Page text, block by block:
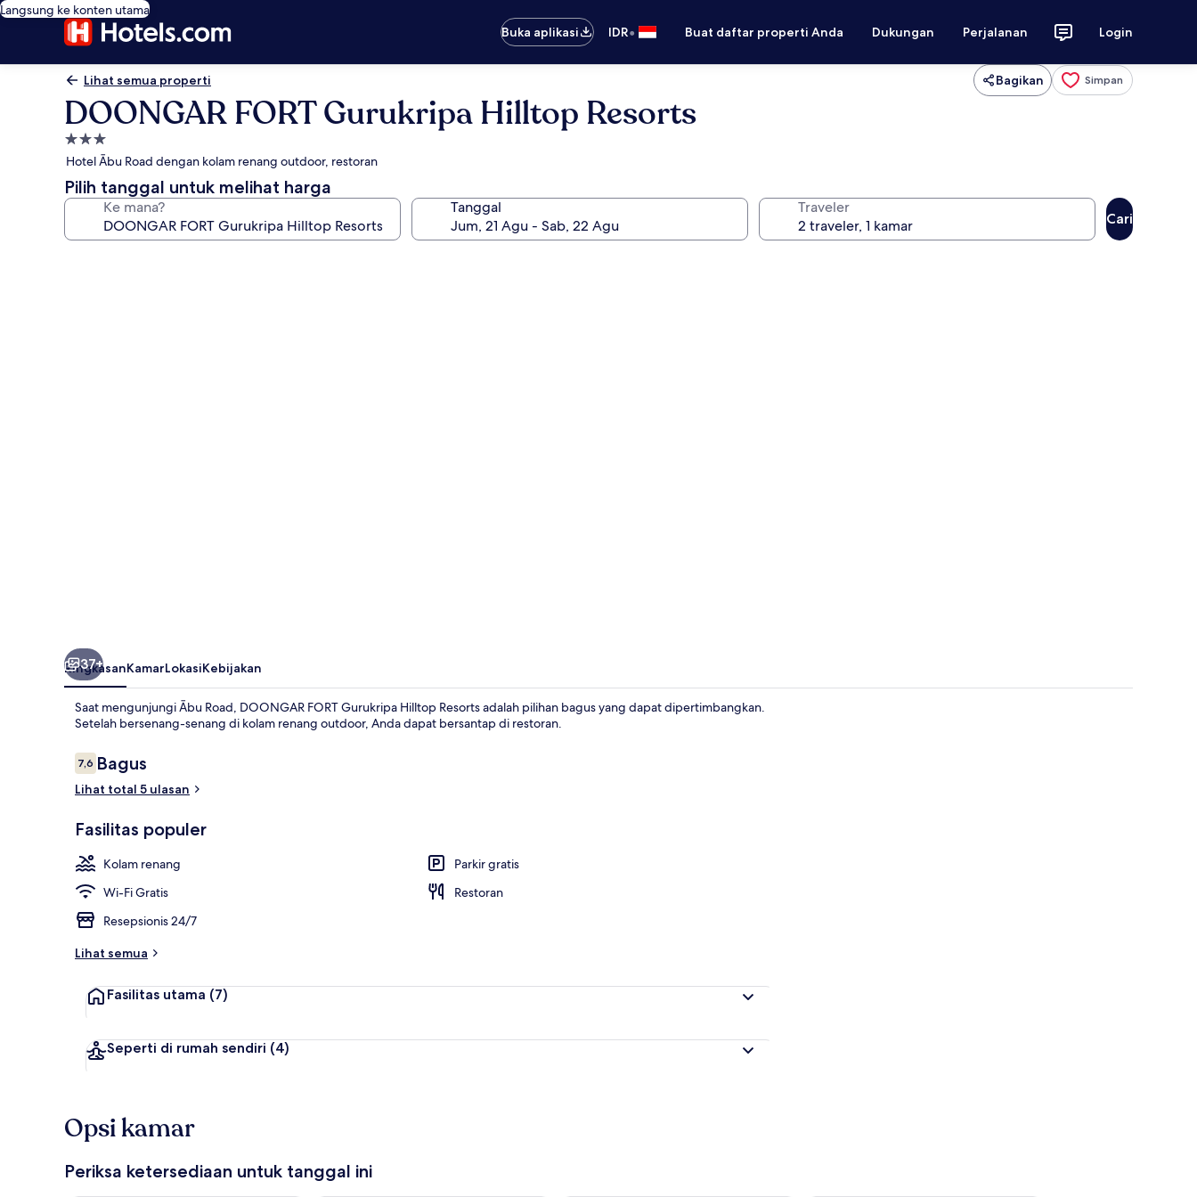
Langsung ke konten utama
Buka aplikasi
IDR• Buat daftar properti Anda Dukungan Perjalanan Login
Lihat semua properti Bagikan Simpan
DOONGAR FORT Gurukripa Hilltop Resorts
Properti
bintang
3.0
Hotel Ābu Road dengan kolam renang outdoor, restoran
Pilih tanggal untuk melihat harga
Ke mana? Tanggal Traveler
Cari
Kolam renang outdoor
37+
RingkasanKamarLokasiKebijakan
Saat mengunjungi Ābu Road, DOONGAR FORT Gurukripa Hilltop Resorts adalah pilihan bagus yang dapat dipertimbangkan.
Setelah bersenang-senang di kolam renang outdoor, Anda dapat bersantap di restoran.
Ulasan
7,67,6 dari 10
Bagus
Lihat total 5 ulasan
Fasilitas populer
Kolam renang
Parkir gratis
Wi-Fi Gratis
Restoran
Resepsionis 24/7
Lihat semua
Fasilitas utama (7)
Seperti di rumah sendiri (4)
Opsi kamar
Periksa ketersediaan untuk tanggal ini